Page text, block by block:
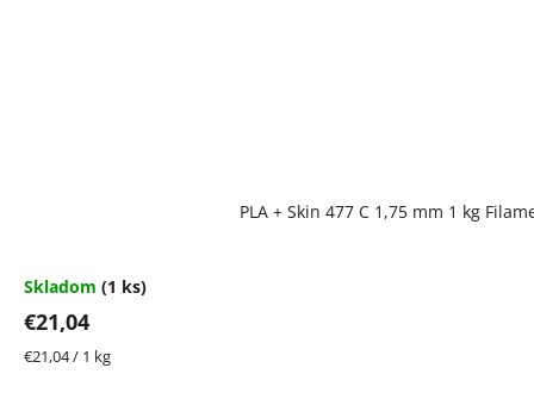
PLA + Skin 477 C 1,75 mm 1 kg
Skladom (1 ks)
€21,04
Jednotková
€21,04 / 1 kg